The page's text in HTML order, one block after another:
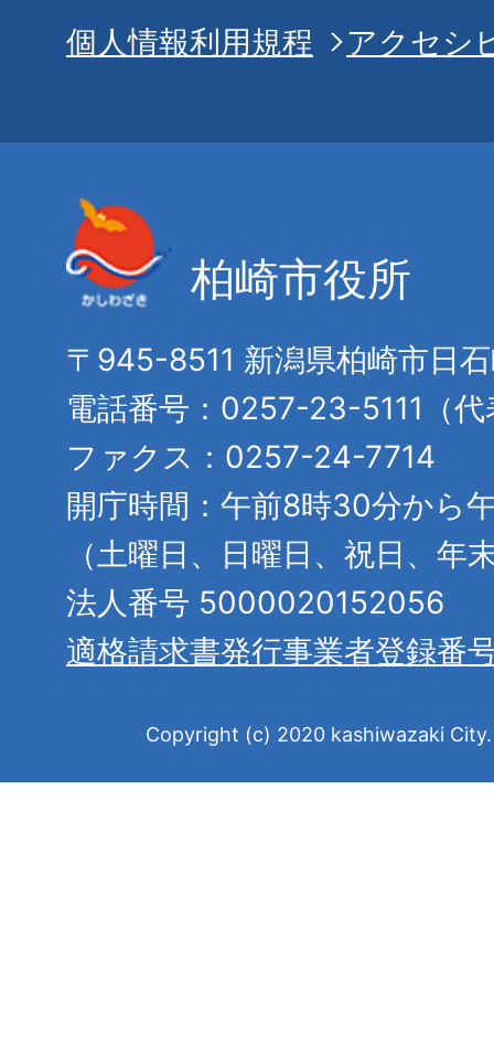
個人情報利用規程 アクセシ
柏崎市役所
〒945-8511 新潟県柏崎市日
電話番号：0257-23-5111（代
ファクス：0257-24-7714
開庁時間：午前8時30分から
（土曜日、日曜日、祝日、年
法人番号 5000020152056
適格請求書発行事業者登録番
Copyright (c) 2020 kashiwazaki